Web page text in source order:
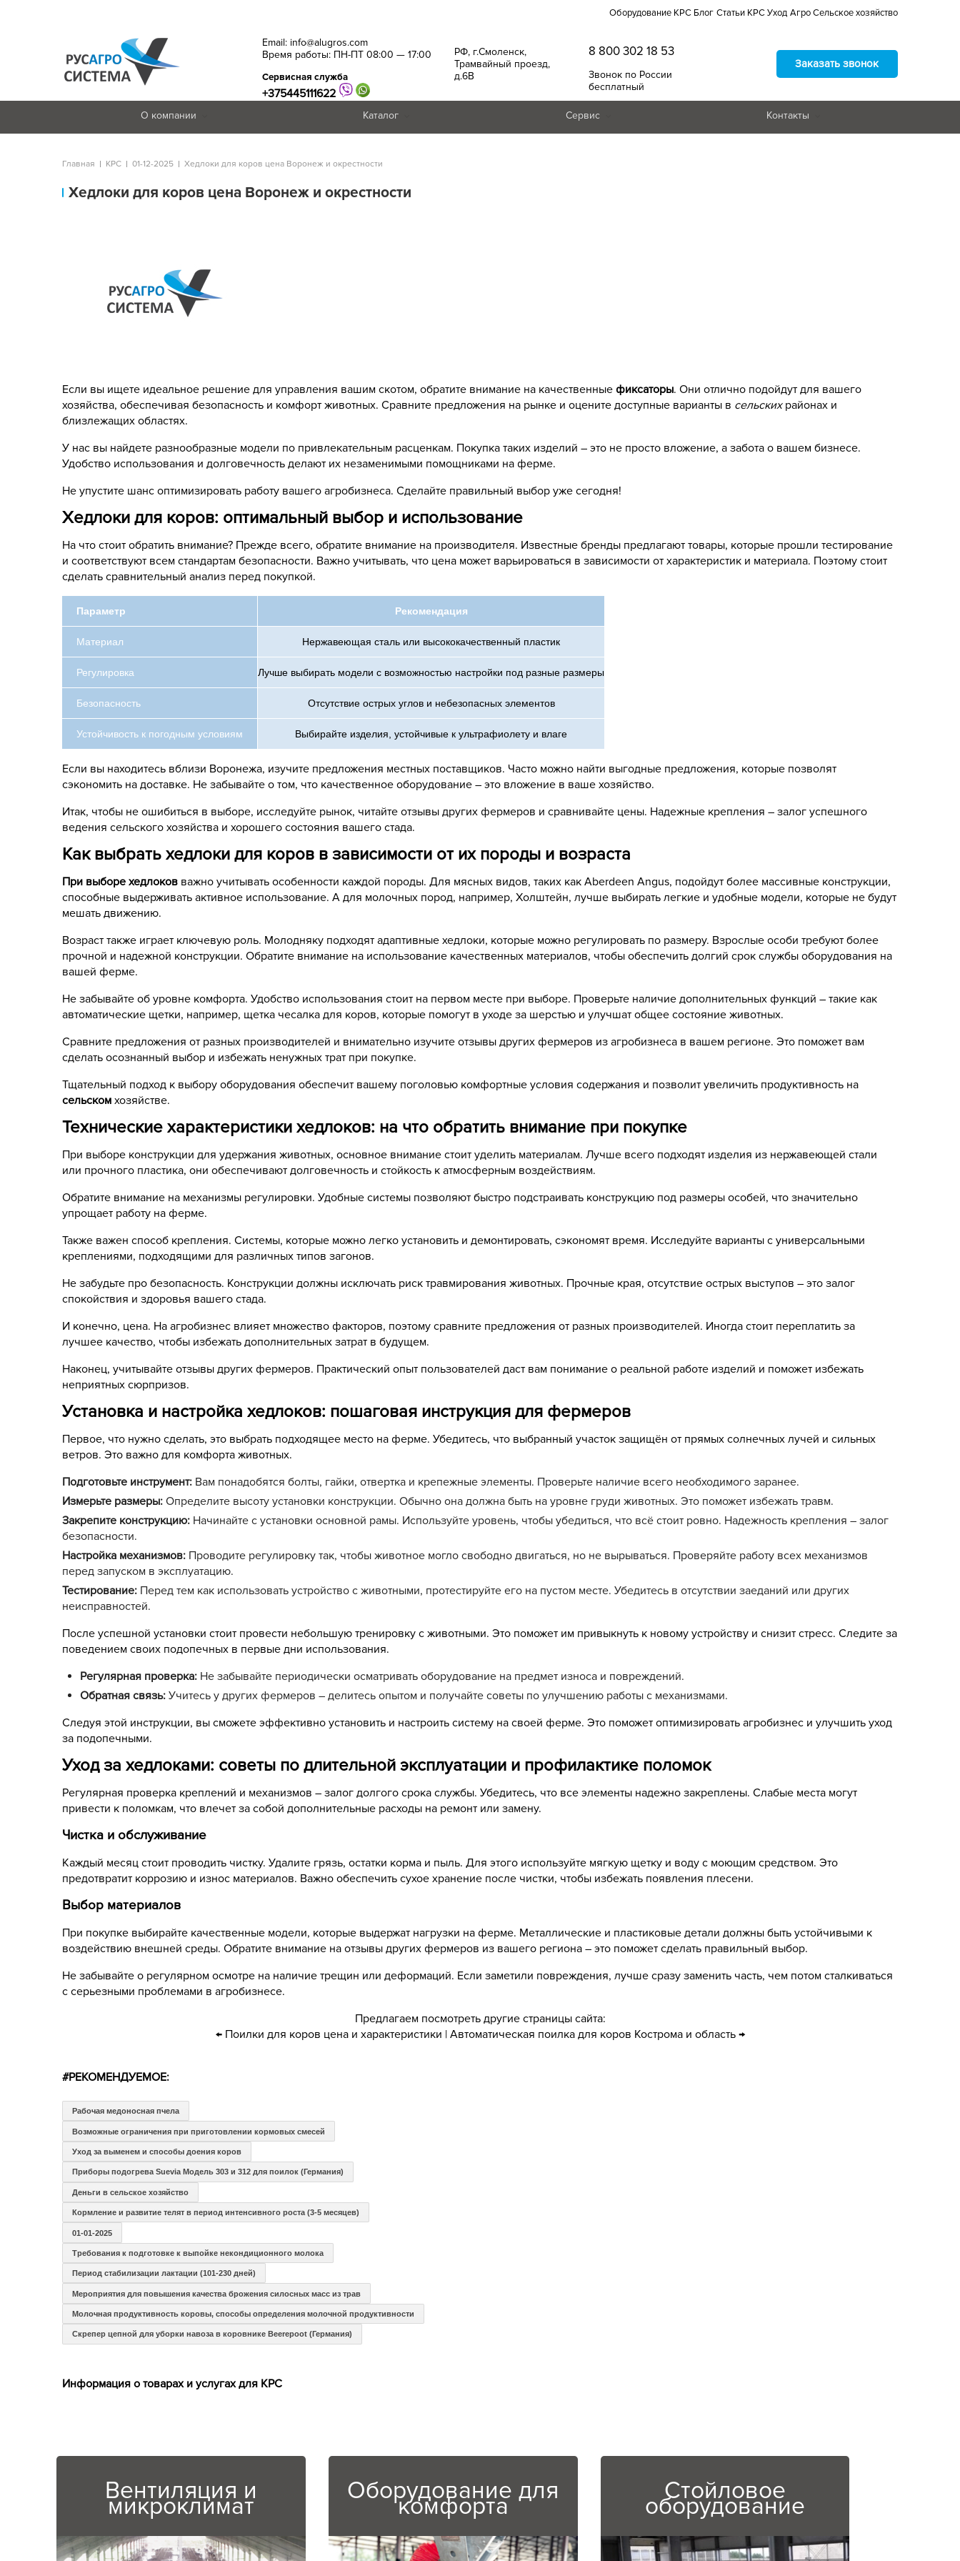
Оборудование КРС Блог Статьи КРС Уход Агро Сельское хозяйство
Email: info@alugros.com
Время работы: ПН-ПТ 08:00 — 17:00
Сервисная служба
+375445111622
РФ, г.Смоленск,
Трамвайный проезд,
д.6В
8 800 302 18 53
Звонок по России
бесплатный
Заказать звонок
О компании Каталог Сервис Контакты
Главная КРС 01-12-2025 Хедлоки для коров цена Воронеж и окрестности
Хедлоки для коров цена Воронеж и окрестности
Если вы ищете идеальное решение для управления вашим скотом, обратите внимание на качественные фиксаторы. Они отлично подойдут для вашего
хозяйства, обеспечивая безопасность и комфорт животных. Сравните предложения на рынке и оцените доступные варианты в сельскихрайонах и
близлежащих областях.
У нас вы найдете разнообразные модели по привлекательным расценкам. Покупка таких изделий – это не просто вложение, а забота о вашем бизнесе.
Удобство использования и долговечность делают их незаменимыми помощниками на ферме.
Не упустите шанс оптимизировать работу вашего агробизнеса. Сделайте правильный выбор уже сегодня!
Хедлоки для коров: оптимальный выбор и использование
На что стоит обратить внимание? Прежде всего, обратите внимание на производителя. Известные бренды предлагают товары, которые прошли тестирование
и соответствуют всем стандартам безопасности. Важно учитывать, что цена может варьироваться в зависимости от характеристик и материала. Поэтому стоит
сделать сравнительный анализ перед покупкой.
Параметр Рекомендация
Материал Нержавеющая сталь или высококачественный пластик
Регулировка Лучше выбирать модели с возможностью настройки под разные размеры
Безопасность Отсутствие острых углов и небезопасных элементов
Устойчивость к погодным условиям Выбирайте изделия, устойчивые к ультрафиолету и влаге
Если вы находитесь вблизи Воронежа, изучите предложения местных поставщиков. Часто можно найти выгодные предложения, которые позволят
сэкономить на доставке. Не забывайте о том, что качественное оборудование – это вложение в ваше хозяйство.
Итак, чтобы не ошибиться в выборе, исследуйте рынок, читайте отзывы других фермеров и сравнивайте цены. Надежные крепления – залог успешного
ведения сельского хозяйства и хорошего состояния вашего стада.
Как выбрать хедлоки для коров в зависимости от их породы и возраста
При выборе хедлоков важно учитывать особенности каждой породы. Для мясных видов, таких как Aberdeen Angus, подойдут более массивные конструкции,
способные выдерживать активное использование. А для молочных пород, например, Холштейн, лучше выбирать легкие и удобные модели, которые не будут
мешать движению.
Возраст также играет ключевую роль. Молодняку подходят адаптивные хедлоки, которые можно регулировать по размеру. Взрослые особи требуют более
прочной и надежной конструкции. Обратите внимание на использование качественных материалов, чтобы обеспечить долгий срок службы оборудования на
вашей ферме.
Не забывайте об уровне комфорта. Удобство использования стоит на первом месте при выборе. Проверьте наличие дополнительных функций – такие как
автоматические щетки, например, щетка чесалка для коров, которые помогут в уходе за шерстью и улучшат общее состояние животных.
Сравните предложения от разных производителей и внимательно изучите отзывы других фермеров из агробизнеса в вашем регионе. Это поможет вам
сделать осознанный выбор и избежать ненужных трат при покупке.
Тщательный подход к выбору оборудования обеспечит вашему поголовью комфортные условия содержания и позволит увеличить продуктивность на
сельском хозяйстве.
Технические характеристики хедлоков: на что обратить внимание при покупке
При выборе конструкции для удержания животных, основное внимание стоит уделить материалам. Лучше всего подходят изделия из нержавеющей стали
или прочного пластика, они обеспечивают долговечность и стойкость к атмосферным воздействиям.
Обратите внимание на механизмы регулировки. Удобные системы позволяют быстро подстраивать конструкцию под размеры особей, что значительно
упрощает работу на ферме.
Также важен способ крепления. Системы, которые можно легко установить и демонтировать, сэкономят время. Исследуйте варианты с универсальными
креплениями, подходящими для различных типов загонов.
Не забудьте про безопасность. Конструкции должны исключать риск травмирования животных. Прочные края, отсутствие острых выступов – это залог
спокойствия и здоровья вашего стада.
И конечно, цена. На агробизнес влияет множество факторов, поэтому сравните предложения от разных производителей. Иногда стоит переплатить за
лучшее качество, чтобы избежать дополнительных затрат в будущем.
Наконец, учитывайте отзывы других фермеров. Практический опыт пользователей даст вам понимание о реальной работе изделий и поможет избежать
неприятных сюрпризов.
Установка и настройка хедлоков: пошаговая инструкция для фермеров
Первое, что нужно сделать, это выбрать подходящее место на ферме. Убедитесь, что выбранный участок защищён от прямых солнечных лучей и сильных
ветров. Это важно для комфорта животных.
Подготовьте инструмент: Вам понадобятся болты, гайки, отвертка и крепежные элементы. Проверьте наличие всего необходимого заранее.
Измерьте размеры: Определите высоту установки конструкции. Обычно она должна быть на уровне груди животных. Это поможет избежать травм.
Закрепите конструкцию: Начинайте с установки основной рамы. Используйте уровень, чтобы убедиться, что всё стоит ровно. Надежность крепления – залог
безопасности.
Настройка механизмов: Проводите регулировку так, чтобы животное могло свободно двигаться, но не вырываться. Проверяйте работу всех механизмов
перед запуском в эксплуатацию.
Тестирование: Перед тем как использовать устройство с животными, протестируйте его на пустом месте. Убедитесь в отсутствии заеданий или других
неисправностей.
После успешной установки стоит провести небольшую тренировку с животными. Это поможет им привыкнуть к новому устройству и снизит стресс. Следите за
поведением своих подопечных в первые дни использования.
Регулярная проверка: Не забывайте периодически осматривать оборудование на предмет износа и повреждений.
Обратная связь: Учитесь у других фермеров – делитесь опытом и получайте советы по улучшению работы с механизмами.
Следуя этой инструкции, вы сможете эффективно установить и настроить систему на своей ферме. Это поможет оптимизировать агробизнес и улучшить уход
за подопечными.
Уход за хедлоками: советы по длительной эксплуатации и профилактике поломок
Регулярная проверка креплений и механизмов – залог долгого срока службы. Убедитесь, что все элементы надежно закреплены. Слабые места могут
привести к поломкам, что влечет за собой дополнительные расходы на ремонт или замену.
Чистка и обслуживание
Каждый месяц стоит проводить чистку. Удалите грязь, остатки корма и пыль. Для этого используйте мягкую щетку и воду с моющим средством. Это
предотвратит коррозию и износ материалов. Важно обеспечить сухое хранение после чистки, чтобы избежать появления плесени.
Выбор материалов
При покупке выбирайте качественные модели, которые выдержат нагрузки на ферме. Металлические и пластиковые детали должны быть устойчивыми к
воздействию внешней среды. Обратите внимание на отзывы других фермеров из вашего региона – это поможет сделать правильный выбор.
Не забывайте о регулярном осмотре на наличие трещин или деформаций. Если заметили повреждения, лучше сразу заменить часть, чем потом сталкиваться
с серьезными проблемами в агробизнесе.
Предлагаем посмотреть другие страницы сайта:
← Поилки для коров цена и характеристики | Автоматическая поилка для коров Кострома и область →
#РЕКОМЕНДУЕМОЕ:
Рабочая медоносная пчела
Возможные ограничения при приготовлении кормовых смесей
Уход за выменем и способы доения коров
Приборы подогрева Suevia Модель 303 и 312 для поилок (Германия)
Деньги в сельское хозяйство
Кормление и развитие телят в период интенсивного роста (3-5 месяцев)
01-01-2025
Требования к подготовке к выпойке некондиционного молока
Период стабилизации лактации (101-230 дней)
Мероприятия для повышения качества брожения силосных масс из трав
Молочная продуктивность коровы, способы определения молочной продуктивности
Скрепер цепной для уборки навоза в коровнике Beerepoot (Германия)
Информация о товарах и услугах для КРС
Вентиляция и
микроклимат
Оборудование для
комфорта
Стойловое
оборудование